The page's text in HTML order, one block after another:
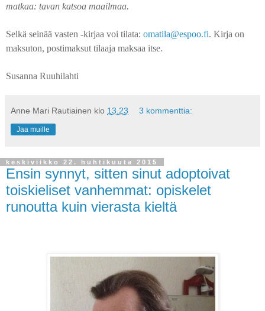
matkaa: tavan katsoa maailmaa.
Selkä seinää vasten -kirjaa voi tilata: omatila@espoo.fi. Kirja on
maksuton, postimaksut tilaaja maksaa itse.
Susanna Ruuhilahti
Anne Mari Rautiainen klo 13.23 3 kommenttia:
Jaa muille
keskiviikko 22. huhtikuuta 2015
Ensin synnyt, sitten sinut adoptoivat
toiskieliset vanhemmat: opiskelet
runoutta kuin vierasta kieltä